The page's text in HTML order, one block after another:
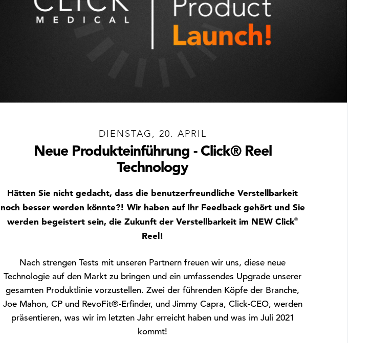
DIENSTAG, 20. APRIL
Neue Produkteinführung - Click® Reel
Technology
Hätten Sie nicht gedacht, dass die benutzerfreundliche Verstellbarkeit
noch besser werden könnte?! Wir haben auf Ihr Feedback gehört und Sie
werden begeistert sein, die Zukunft der Verstellbarkeit im NEW Click®
Reel!
Nach strengen Tests mit unseren Partnern freuen wir uns, diese neue
Technologie auf den Markt zu bringen und ein umfassendes Upgrade unserer
gesamten Produktlinie vorzustellen. Zwei der führenden Köpfe der Branche,
Joe Mahon, CP und RevoFit®-Erfinder, und Jimmy Capra, Click-CEO, werden
präsentieren, was wir im letzten Jahr erreicht haben und was im Juli 2021
kommt!